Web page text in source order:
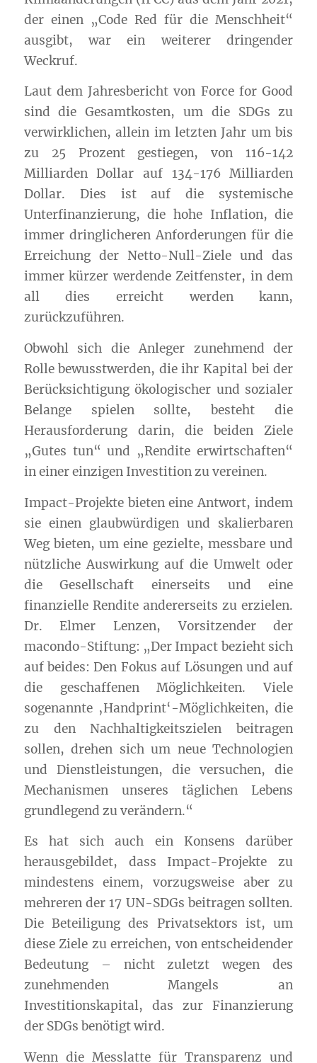
der einen „Code Red für die Menschheit“
ausgibt, war ein weiterer dringender
Weckruf.
Laut dem Jahresbericht von Force for Good
sind die Gesamtkosten, um die SDGs zu
verwirklichen, allein im letzten Jahr um bis
zu 25 Prozent gestiegen, von 116-142
Milliarden Dollar auf 134-176 Milliarden
Dollar. Dies ist auf die systemische
Unterfinanzierung, die hohe Inflation, die
immer dringlicheren Anforderungen für die
Erreichung der Netto-Null-Ziele und das
immer kürzer werdende Zeitfenster, in dem
all dies erreicht werden kann,
zurückzuführen.
Obwohl sich die Anleger zunehmend der
Rolle bewusstwerden, die ihr Kapital bei der
Berücksichtigung ökologischer und sozialer
Belange spielen sollte, besteht die
Herausforderung darin, die beiden Ziele
„Gutes tun“ und „Rendite erwirtschaften“
in einer einzigen Investition zu vereinen.
Impact-Projekte bieten eine Antwort, indem
sie einen glaubwürdigen und skalierbaren
Weg bieten, um eine gezielte, messbare und
nützliche Auswirkung auf die Umwelt oder
die Gesellschaft einerseits und eine
finanzielle Rendite andererseits zu erzielen.
Dr. Elmer Lenzen, Vorsitzender der
macondo-Stiftung: „Der Impact bezieht sich
auf beides: Den Fokus auf Lösungen und auf
die geschaffenen Möglichkeiten. Viele
sogenannte ‚Handprint‘-Möglichkeiten, die
zu den Nachhaltigkeitszielen beitragen
sollen, drehen sich um neue Technologien
und Dienstleistungen, die versuchen, die
Mechanismen unseres täglichen Lebens
grundlegend zu verändern.“
Es hat sich auch ein Konsens darüber
herausgebildet, dass Impact-Projekte zu
mindestens einem, vorzugsweise aber zu
mehreren der 17 UN-SDGs beitragen sollten.
Die Beteiligung des Privatsektors ist, um
diese Ziele zu erreichen, von entscheidender
Bedeutung – nicht zuletzt wegen des
zunehmenden Mangels an
Investitionskapital, das zur Finanzierung
der SDGs benötigt wird.
Wenn die Messlatte für Transparenz und